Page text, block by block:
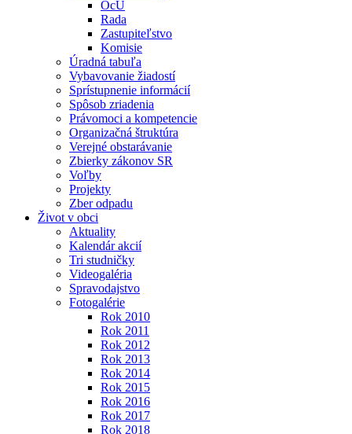
OcÚ
Rada
Zastupiteľstvo
Komisie
Úradná tabuľa
Vybavovanie žiadostí
Sprístupnenie informácií
Spôsob zriadenia
Právomoci a kompetencie
Organizačná štruktúra
Verejné obstarávanie
Zbierky zákonov SR
Voľby
Projekty
Zber odpadu
Život v obci
Aktuality
Kalendár akcií
Tri studničky
Videogaléria
Spravodajstvo
Fotogalérie
Rok 2010
Rok 2011
Rok 2012
Rok 2013
Rok 2014
Rok 2015
Rok 2016
Rok 2017
Rok 2018